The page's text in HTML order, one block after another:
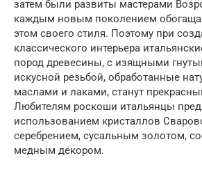
затем были развиты мастерами
каждым новым поколением
этом своего стиля. Поэтому при
классического интерьера
пород древесины, с изящными
искусной резьбой, обработанные
маслами и лаками, станут
Любителям роскоши итальянцы
использованием кристаллов
серебрением, сусальным золотом,
медным декором.